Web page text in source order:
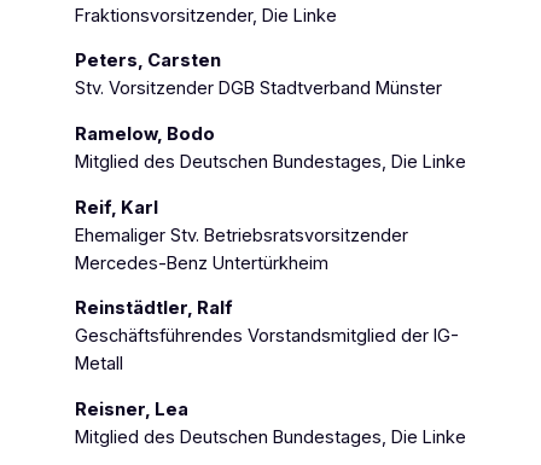
Fraktionsvorsitzender, Die Linke
Peters, Carsten
Stv. Vorsitzender DGB Stadtverband Münster
Ramelow, Bodo
Mitglied des Deutschen Bundestages, Die Linke
Reif, Karl
Ehemaliger Stv. Betriebsratsvorsitzender
Mercedes-Benz Untertürkheim
Reinstädtler, Ralf
Geschäftsführendes Vorstandsmitglied der IG-
Metall
Reisner, Lea
Mitglied des Deutschen Bundestages, Die Linke